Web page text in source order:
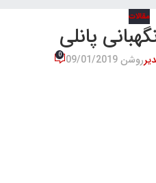
مقالات
پانلی
روشن 09/01/2019 0